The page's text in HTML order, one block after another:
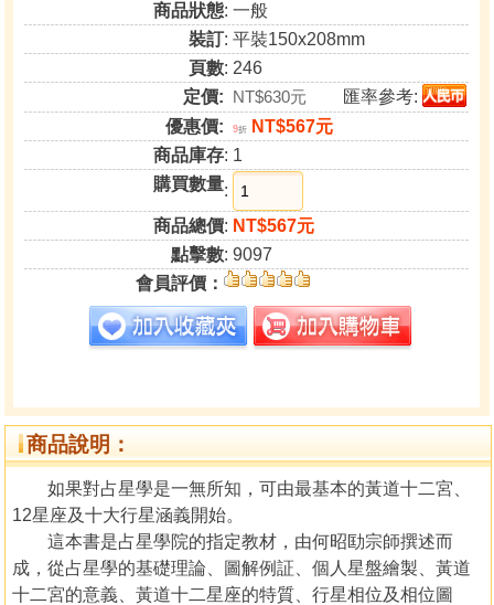
商品狀態: 一般
裝訂: 平裝150x208mm
頁數: 246
定價: NT$630元
匯率參考:
優惠價:
9折
NT$567元
商品庫存: 1
購買數量:
商品總價: NT$567元
點擊數: 9097
會員評價：
商品說明：
如果對占星學是一無所知，可由最基本的黃道十二宮、
12星座及十大行星涵義開始。
這本書是占星學院的指定教材，由何昭劻宗師撰述而
成，從占星學的基礎理論、圖解例証、個人星盤繪製、黃道
十二宮的意義、黃道十二星座的特質、行星相位及相位圖